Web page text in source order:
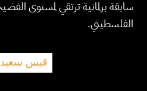
سابقة برلمانية ترتقي لمستوى
الفلسطيني.
قيس سعيد